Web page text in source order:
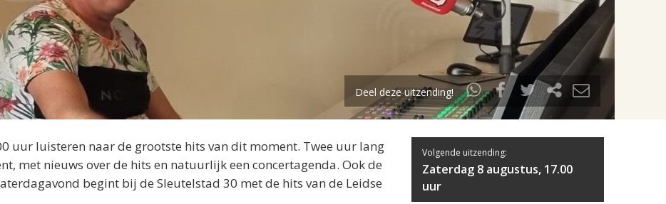
Deel deze uitzending!
uur luisteren naar de grootste hits van dit moment. Twee uur lang
met nieuws over de hits en natuurlijk een concertagenda. Ook de
begint bij de Sleutelstad 30 met de hits van de Leidse
Volgende uitzending:
Zaterdag 8 augustus, 17.00
uur